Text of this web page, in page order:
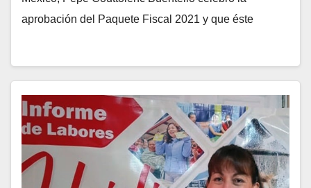
aprobación del Paquete Fiscal 2021 y que éste